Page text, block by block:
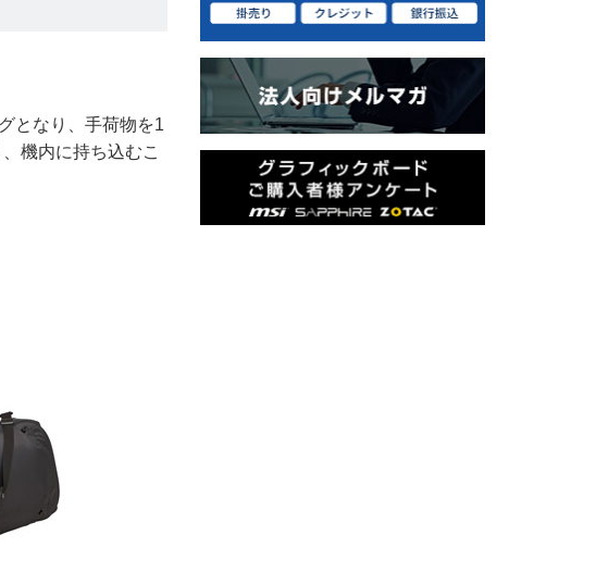
となり、手荷物を1
機内に持ち込むこ